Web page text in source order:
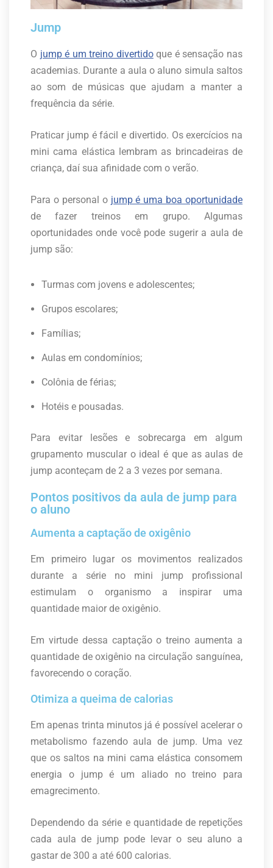
Jump
O jump é um treino divertidoque é sensação nas
academias. Durante a aula o aluno simula saltos
ao som de músicas que ajudam a manter a
frequência da série.
Praticar jump é fácil e divertido. Os exercícios na
mini cama elástica lembram as brincadeiras de
criança, daí sua afinidade com o verão.
Para o personal o jump é uma boa oportunidade
de fazer treinos em grupo. Algumas
oportunidades onde você pode sugerir a aula de
jump são:
Turmas com jovens e adolescentes;
Grupos escolares;
Famílias;
Aulas em condomínios;
Colônia de férias;
Hotéis e pousadas.
Para evitar lesões e sobrecarga em algum
grupamento muscular o ideal é que as aulas de
jump aconteçam de 2 a 3 vezes por semana.
Pontos positivos da aula de jump para
o aluno
Aumenta a captação de oxigênio
Em primeiro lugar os movimentos realizados
durante a série no mini jump profissional
estimulam o organismo a inspirar uma
quantidade maior de oxigênio.
Em virtude dessa captação o treino aumenta a
quantidade de oxigênio na circulação sanguínea,
favorecendo o coração.
Otimiza a queima de calorias
Em apenas trinta minutos já é possível acelerar o
metabolismo fazendo aula de jump. Uma vez
que os saltos na mini cama elástica consomem
energia o jump é um aliado no treino para
emagrecimento.
Dependendo da série e quantidade de repetições
cada aula de jump pode levar o seu aluno a
gastar de 300 a até 600 calorias.